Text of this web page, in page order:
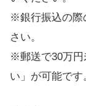
※銀行振込の際
さい。
※郵送で30万円
い」が可能です